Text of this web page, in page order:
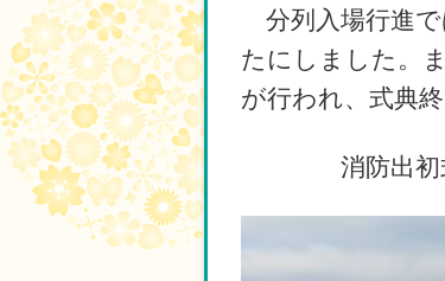
分列入場行進で
たにしました。
が行われ、 式典
消防出初式